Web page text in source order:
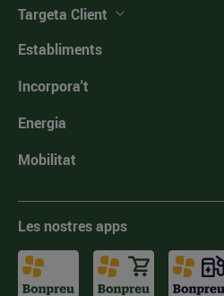
Targeta Client
Establiments
Incorpora't
Energia
Mobilitat
Les nostres apps